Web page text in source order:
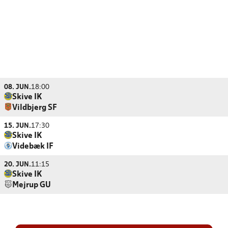
08. JUN.18:00
Skive IK
Vildbjerg SF
15. JUN.17:30
Skive IK
Videbæk IF
20. JUN.11:15
Skive IK
Mejrup GU